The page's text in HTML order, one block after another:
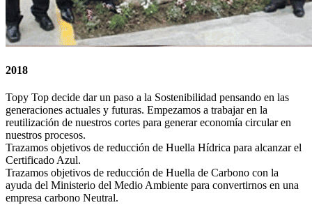
2018
Topy Top decide dar un paso a la Sostenibilidad pensando en las
generaciones actuales y futuras. Empezamos a trabajar en la
reutilización de nuestros cortes para generar economía circular en
nuestros procesos.
Trazamos objetivos de reducción de Huella Hídrica para alcanzar el
Certificado Azul.
Trazamos objetivos de reducción de Huella de Carbono con la
ayuda del Ministerio del Medio Ambiente para convertirnos en una
empresa carbono Neutral.